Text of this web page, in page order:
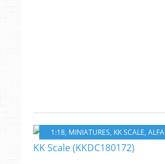
1:18, MINIATURES, KK SCALE, ALFA ROMEO